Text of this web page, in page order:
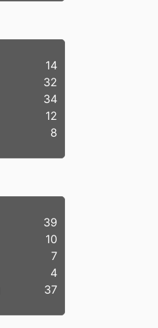
14
32
34
12
8
39
10
7
4
37